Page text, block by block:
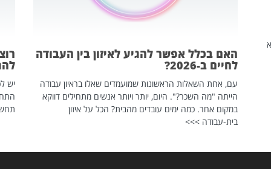
האם בכלל אפשר להגיע לאיזון בין העבודה
לחיים ב-2026?
עם, אחת השאלות הראשונות שמועמדים שאלו בראיון עבודה
הייתה "מה השכר?". היום, יותר ויותר אנשים מתחילים דווקא
במקום אחר. כמה ימים עובדים מהבית? הכל על איזון
בית-עבודה >>>
יש